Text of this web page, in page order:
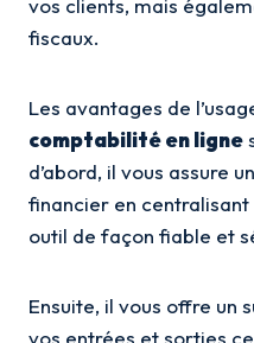
vos clients, mais
fiscaux.
Les avantages de
comptabilité en ligne
d’abord, il vous assure
financier en centralisant
outil de façon fiable et
Ensuite, il vous offre un
vos entrées et sorties